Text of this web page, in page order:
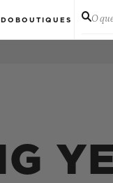
BOUTIQUES O